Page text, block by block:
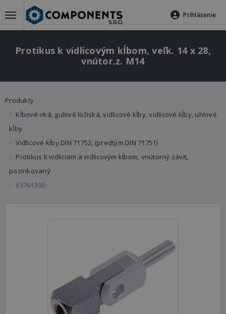
Prihlásenie
Protikus k vidlicovým kĺbom, veľk. 14 x 28,
vnútor.z. M14
Produkty
Kĺbové oká, guľové ložiská, vidlicové kĺby, vidlicové kĺby, uhlové
kĺby
Vidlicové kĺby DIN 71752, (predtým DIN 71751)
Protikus k vidliciam a vidlicovým kĺbom, vnútorný závit,
pozinkovaný
63761300